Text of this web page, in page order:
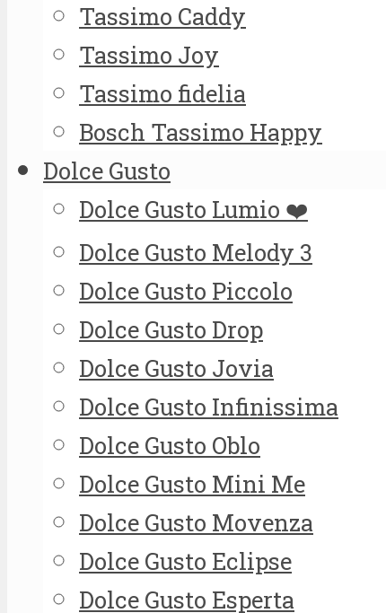
Tassimo Caddy
Tassimo Joy
Tassimo fidelia
Bosch Tassimo Happy
Dolce Gusto
Dolce Gusto Lumio ❤️
Dolce Gusto Melody 3
Dolce Gusto Piccolo
Dolce Gusto Drop
Dolce Gusto Jovia
Dolce Gusto Infinissima
Dolce Gusto Oblo
Dolce Gusto Mini Me
Dolce Gusto Movenza
Dolce Gusto Eclipse
Dolce Gusto Esperta